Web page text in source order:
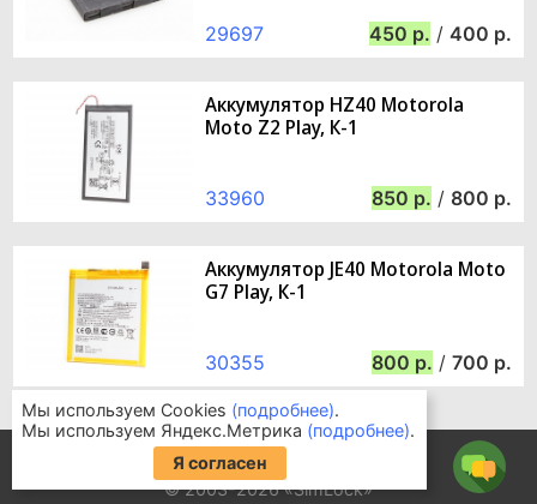
29697 450 / 400
Аккумулятор HZ40 Motorola
Moto Z2 Play, К-1
33960 850 / 800
Аккумулятор JE40 Motorola Moto
G7 Play, К-1
30355 800 / 700
Информация для покупателей
Часто задаваемые вопросы
© 2003-2026 «SimLock»
Мы используем Cookies (подробнее).
Мы используем Яндекс.Метрика (подробнее).
Я согласен